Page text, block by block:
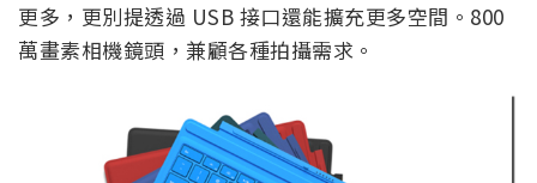
更多，更別提透過 USB 接口還能擴充更多空間。800
萬畫素相機鏡頭，兼顧各種拍攝需求。